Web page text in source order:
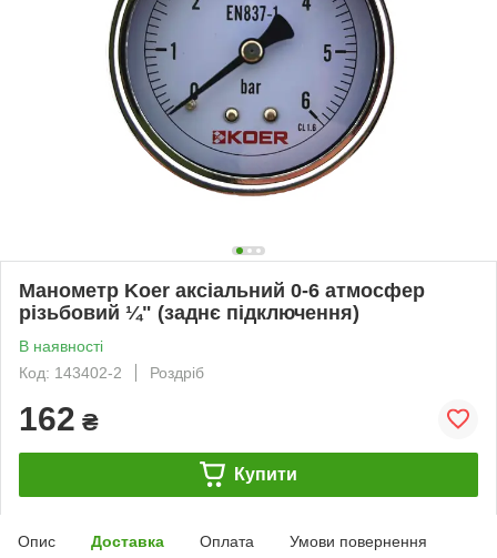
Манометр Koer аксіальний 0-6 атмосфер
різьбовий ¼" (заднє підключення)
В наявності
Код: 143402-2
Роздріб
162 ₴
Купити
Опис Доставка Оплата Умови повернення